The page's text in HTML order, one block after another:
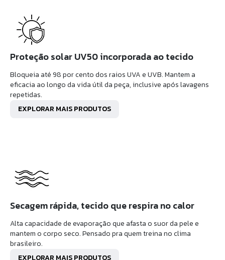
Proteção solar UV50 incorporada ao tecido
Bloqueia até 98 por cento dos raios UVA e UVB. Mantem a
eficacia ao longo da vida útil da peça, inclusive após lavagens
repetidas.
EXPLORAR MAIS PRODUTOS
Secagem rápida, tecido que respira no calor
Alta capacidade de evaporação que afasta o suor da pele e
mantem o corpo seco. Pensado pra quem treina no clima
brasileiro.